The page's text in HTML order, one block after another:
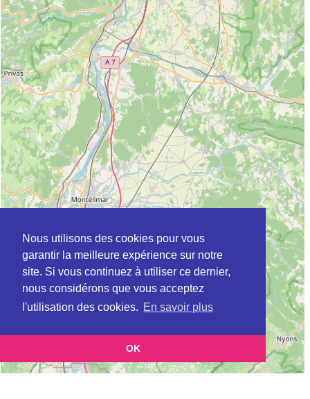
Nous utilisons des cookies pour vous
garantir la meilleure expérience sur notre
site. Si vous continuez à utiliser ce dernier,
nous considérons que vous acceptez
l'utilisation des cookies. En savoir plus
OK